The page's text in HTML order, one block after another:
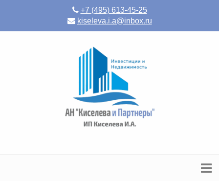
+7 (495) 613-45-25
kiseleva.i.a@inbox.ru